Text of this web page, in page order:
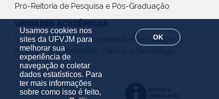
Usamos cookies nos
sites da UFVJM para
melhorar sua
experiência de
navegação e coletar
dados estatísticos. Para
ter mais informações
sobre como isso é feito,
OK
Pró-Reitoria de Pesquisa e Pós-Graduação
Instituto de Ciência, Engenharia e Tecnologia
Instituto de Engenharia, Ciência e Tecnologia